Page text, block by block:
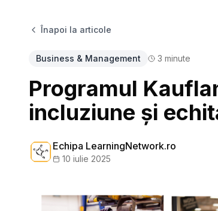
Înapoi la articole
Business & Management 3 minute
Programul
incluziune și
Echipa LearningNetwork.ro
10 iulie 2025